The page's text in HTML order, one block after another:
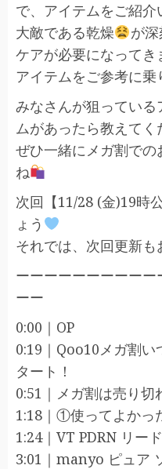
で、アイテムをご紹介
大敵である乾燥
が
ケアが必要になって
アイテムをご参考に
みなさんが狙ってい
ムがあったら教えてく
ぜひ一緒にメガ割での
ね
次回【11/28 (金)19時
ょう
それでは、次回更新も
ーーーーーーーーー
ーー
0:00｜OP
0:19｜Qoo10メガ割
タート！
0:51｜メガ割は売り切
1:18｜①使ってよかっ
1:24｜VT PDRN リー
3:01｜manyo ピュア